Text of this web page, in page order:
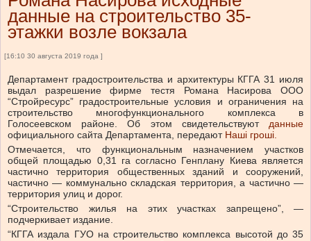
данные на строительство 35-
этажки возле вокзала
[16:10 30 августа 2019 года ]
Департамент градостроительства и архитектуры КГГА 31 июля
выдал разрешение фирме тестя Романа Насирова ООО
“Стройресурс” градостроительные условия и ограничения на
строительство многофункционального комплекса в
Голосеевском районе. Об этом свидетельствуют данные
официального сайта Департамента, передают Наші гроші.
Отмечается, что функциональным назначением участков
общей площадью 0,31 га согласно Генплану Киева является
частично территория общественных зданий и сооружений,
частично — коммунально складская территория, а частично —
территория улиц и дорог.
“Строительство жилья на этих участках запрещено”, —
подчеркивает издание.
“КГГА издала ГУО на строительство комплекса высотой до 35